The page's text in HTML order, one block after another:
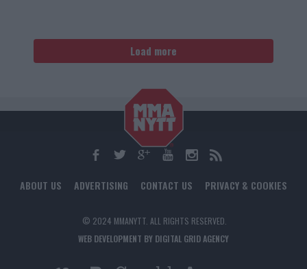
Load more
ABOUT US ADVERTISING CONTACT US PRIVACY & COOKIES
© 2024 MMANYTT. ALL RIGHTS RESERVED.
WEB DEVELOPMENT BY DIGITAL GRID AGENCY